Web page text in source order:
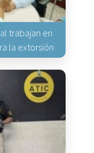
trabajan en
la extorsión